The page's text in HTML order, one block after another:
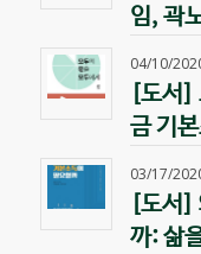
임, 곽
04/10/
[도서]
금 기
03/17/
[도서]
까: 삶